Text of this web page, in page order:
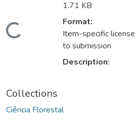
Loading...
1.71 KB
Format:
Item-specific license
to submission
Description:
Collections
Ciência Florestal